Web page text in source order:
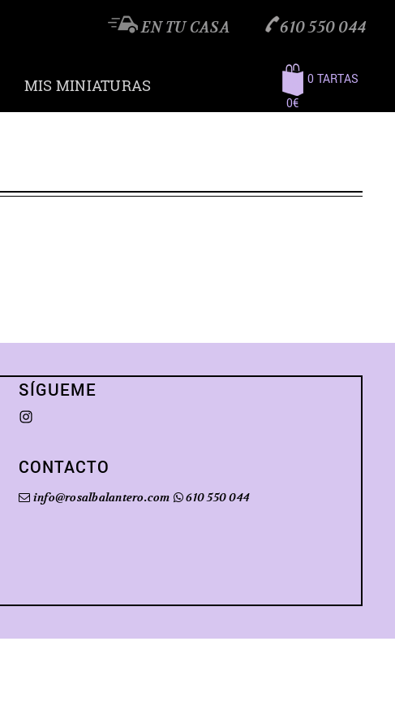
EN TU CASA 610 550 044
MIS MINIATURAS
0 TARTAS
0€
SÍGUEME
CONTACTO
info@rosalbalantero.com 610 550 044